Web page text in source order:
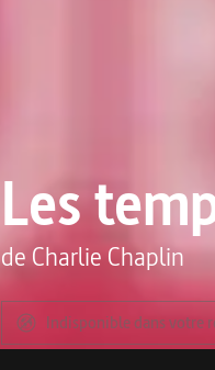
Les
deCharlie Chaplin
Indisponible dans votre